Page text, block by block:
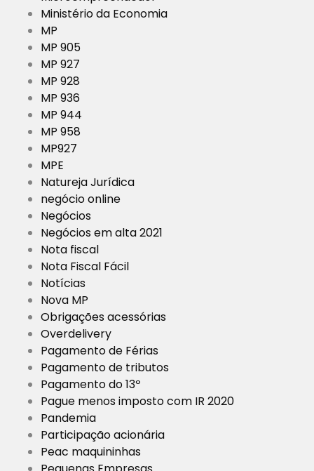
Ministério da Economia
MP
MP 905
MP 927
MP 928
MP 936
MP 944
MP 958
MP927
MPE
Natureja Jurídica
negócio online
Negócios
Negócios em alta 2021
Nota fiscal
Nota Fiscal Fácil
Notícias
Nova MP
Obrigações acessórias
Overdelivery
Pagamento de Férias
Pagamento de tributos
Pagamento do 13º
Pague menos imposto com IR 2020
Pandemia
Participação acionária
Peac maquininhas